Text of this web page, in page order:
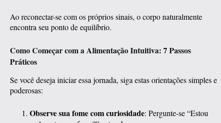
Ao reconectar-se com os próprios sinais, o corpo naturalmente
encontra seu ponto de equilíbrio.
Como Começar com a Alimentação Intuitiva: 7 Passos
Práticos
Se você deseja iniciar essa jornada, siga estas orientações simples e
poderosas:
Observe sua fome com curiosidade: Pergunte-se “Estou